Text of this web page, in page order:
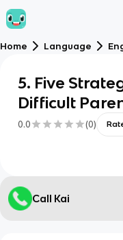
Home Language
5. Five
Difficult
0.0 (0)
Call Kai